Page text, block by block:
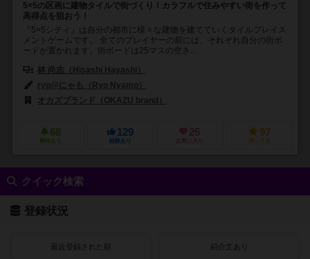
5×5の区画に建物タイルで街づくり！カラフルで住みやすい街を作って
高得点を狙おう！
『5×5シティ』は自分の都市に様々な建物を建てていくタイルプレイス
メントゲームです。 全てのプレイヤーの前には、それぞれ自分の街ボ
ードが置かれます。街ボードは25マスの空き...
林 尚志（Hisashi Hayashi）
ryo@にゃも（Ryo Nyamo）
オカズブランド（OKAZU brand）
68
興味あり
129
経験あり
25
お気に入り
97
持ってる
クイック検索
登録状況
最近登録された順 紹介文あり